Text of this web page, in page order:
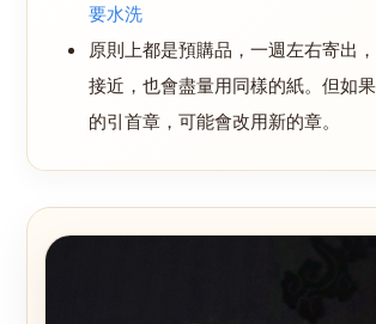
要水洗
原則上都是預購品，一週左右寄出
接近，也會盡量用同樣的紙。但如
的引首章 ，可能會改用新的章。